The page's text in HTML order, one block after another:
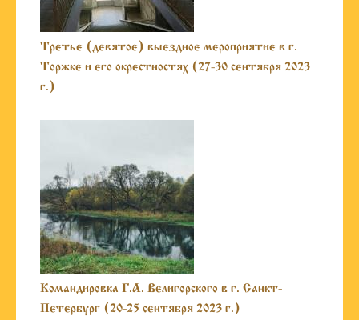
Третье (девятое) выездное мероприятие в г.
Торжке и его окрестностях (27-30 сентября 2023
г.)
Командировка Г.А. Велигорского в г. Санкт-
Петербург (20-25 сентября 2023 г.)